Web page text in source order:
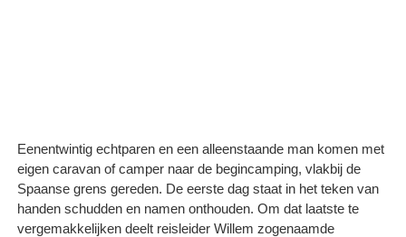
Eenentwintig echtparen en een alleenstaande man komen met
eigen caravan of camper naar de begincamping, vlakbij de
Spaanse grens gereden. De eerste dag staat in het teken van
handen schudden en namen onthouden. Om dat laatste te
vergemakkelijken deelt reisleider Willem zogenaamde